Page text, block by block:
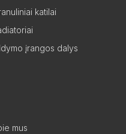
katilai
įrangos dalys
mus